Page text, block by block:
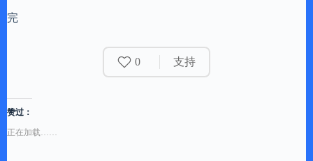
完
0 支持
赞过：
正在加载……